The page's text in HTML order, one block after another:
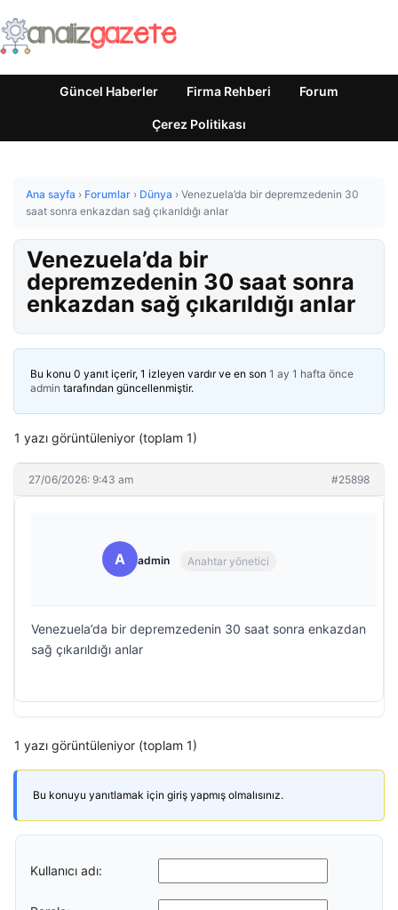
Güncel Haberler Firma Rehberi Forum
Çerez Politikası
Ana sayfa › Forumlar › Dünya › Venezuela’da bir depremzedenin 30
saat sonra enkazdan sağ çıkarıldığı anlar
Venezuela’da bir
depremzedenin 30 saat sonra
enkazdan sağ çıkarıldığı anlar
Bu konu 0 yanıt içerir, 1 izleyen vardır ve en son 1 ay 1 hafta önce
admin tarafından güncellenmiştir.
1 yazı görüntüleniyor (toplam 1)
27/06/2026: 9:43 am #25898
A admin Anahtar yönetici
Venezuela’da bir depremzedenin 30 saat sonra enkazdan
sağ çıkarıldığı anlar
1 yazı görüntüleniyor (toplam 1)
Bu konuyu yanıtlamak için giriş yapmış olmalısınız.
Kullanıcı adı: